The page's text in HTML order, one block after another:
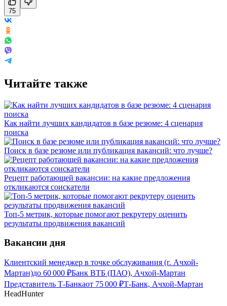
75
Читайте также
Как найти лучших кандидатов в базе резюме: 4 сценария
поиска
Поиск в базе резюме или публикация вакансий: что лучше?
Рецепт работающей вакансии: на какие предложения
откликаются соискатели
Топ-5 метрик, которые помогают рекрутеру оценить
результаты продвижения вакансий
Вакансии дня
Клиентский менеджер в точке обслуживания (г. Ачхой-
Мартан)до 60 000 ₽Банк ВТБ (ПАО), Ачхой-Мартан
Представитель Т-Банкаот 75 000 ₽Т-Банк, Ачхой-Мартан
HeadHunter